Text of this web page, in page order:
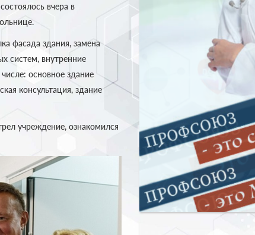
вчера в
фасада здания, замена
систем, внутренние
основное здание
консультация, здание
учреждение, ознакомился